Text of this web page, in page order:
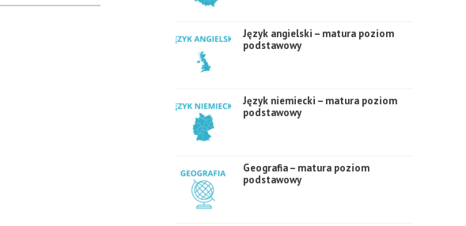
Język angielski – matura poziom
podstawowy
Język niemiecki – matura poziom
podstawowy
Geografia – matura poziom
podstawowy